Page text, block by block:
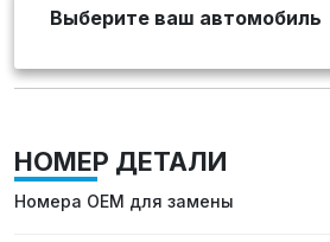
Выберите ваш автомобиль
НОМЕР ДЕТАЛИ
Номера OEM для замены